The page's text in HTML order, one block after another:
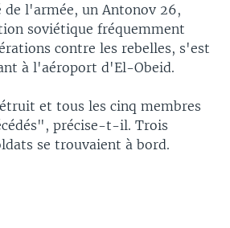
de l'armée, un Antonov 26,
soviétique fréquemment
contre les rebelles, s'est
à l'aéroport d'El-Obeid.
et tous les cinq membres
précise-t-il. Trois
se trouvaient à bord.